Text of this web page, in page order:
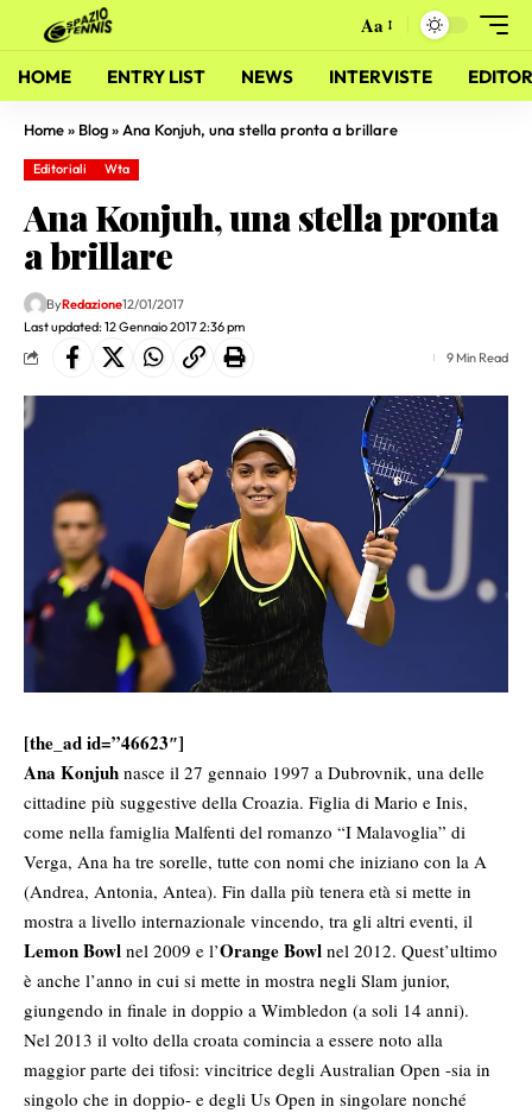
Aa
HOME ENTRY LIST NEWS INTERVISTE
Home» Blog» Ana Konjuh, una stella pronta a brillare
Editoriali Wta
Ana Konjuh, una stella pronta
a brillare
Last updated: 12 Gennaio 2017 2:36 pm
ByRedazione12/01/2017
9 Min Read
[the_ad id=”46623″]
Ana Konjuh nasce il 27 gennaio 1997 a Dubrovnik, una delle
cittadine più suggestive della Croazia. Figlia di Mario e Inis,
come nella famiglia Malfenti del romanzo “I Malavoglia” di
Verga, Ana ha tre sorelle, tutte con nomi che iniziano con la A
(Andrea, Antonia, Antea). Fin dalla più tenera età si mette in
mostra a livello internazionale vincendo, tra gli altri eventi, il
Lemon Bowl nel 2009 e l’Orange Bowl nel 2012. Quest’ultimo
è anche l’anno in cui si mette in mostra negli Slam junior,
giungendo in finale in doppio a Wimbledon (a soli 14 anni).
Nel 2013 il volto della croata comincia a essere noto alla
maggior parte dei tifosi: vincitrice degli Australian Open -sia in
singolo che in doppio- e degli Us Open in singolare nonché